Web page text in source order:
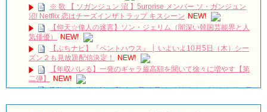
※ 歌 【 ソガンジュン 沼 】5urprise メンバー ソ・ガンジュン
沼! Netflix 恋はチーズインザトラップ キスシーン NEW!
【仰天☆偉人の迷言】ソン・ジェリム（闇深い韓国芸能界と人
気俳優）
NEW!
【ぷちナビ】『ペントハウス』 │ いよいよ10月5日（木）シー
ズン２も見放題配信決定！
NEW!
【年収バレる】一発のギャラ最高額を聞いて徐々に増やす【第
二弾】
NEW!
[3차 티저] 사랑 없는(?) 솔로들의 동거 리얼리티🔥 일상이 시트콤